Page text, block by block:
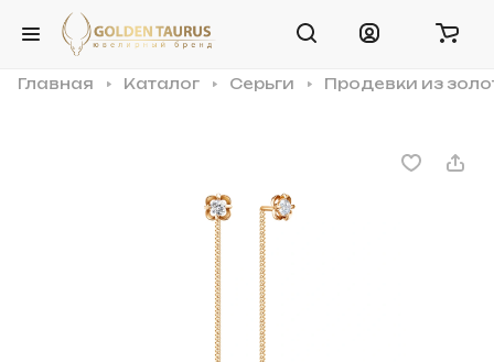
Главная Каталог Серьги Продевки из